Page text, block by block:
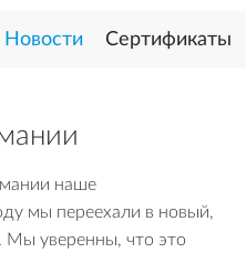
Новости Сертификаты
наше
мы переехали в новый,
Мы уверенны, что это